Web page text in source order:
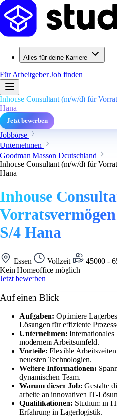
Alles für deine Karriere
Für ArbeitgeberJob finden
Inhouse Consultant (m/w/d) für
Hana
Jetzt bewerben
Jobbörse
Unternehmen
Goodman Masson Deutschland
Inhouse Consultant (m/w/d) für
Hana
Inhouse
S/4 Hana
Essen Vollzeit
45000 -
Kein Homeoffice möglich
Jetzt bewerben
Auf einen Blick
Aufgaben: Optimiere
Lösungen für effiziente
Unternehmen: Internationales
modernem Arbeitsumfeld.
Vorteile: Flexible
neuesten Technologien.
Weitere Informationen:
dynamischen Team.
Warum dieser Job: Gestalte
arbeite an innovativen IT-
Qualifikationen: Studium in
Erfahrung in Lagerlogistik.